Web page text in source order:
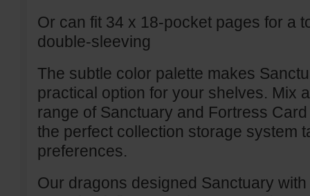
Or can fit 34 x 18-pocket pages for a
double-sleeving
The subtle color palette makes
practical option for your shelves. Mix
range of Sanctuary and Fortress
the perfect collection storage system
preferences.
Our dragons designed Sanctuary